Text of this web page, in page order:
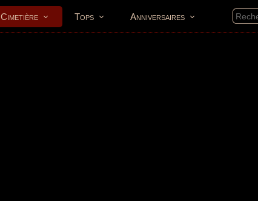
Cimetière Tops Anniversaires